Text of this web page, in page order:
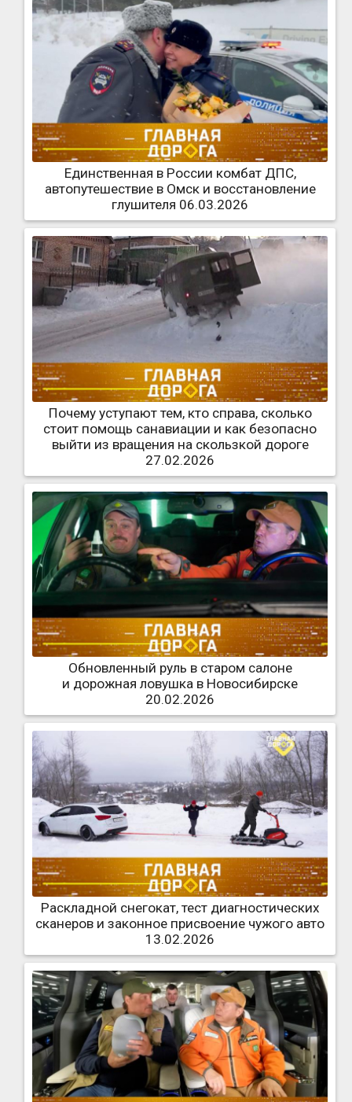
Единственная в России комбат ДПС,
автопутешествие в Омск и восстановление
глушителя 06.03.2026
Почему уступают тем, кто справа, сколько
стоит помощь санавиации и как безопасно
выйти из вращения на скользкой дороге
27.02.2026
Обновленный руль в старом салоне
и дорожная ловушка в Новосибирске
20.02.2026
Раскладной снегокат, тест диагностических
сканеров и законное присвоение чужого авто
13.02.2026